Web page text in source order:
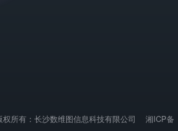
权所有：长沙数维图信息科技有限公司 湘ICP备